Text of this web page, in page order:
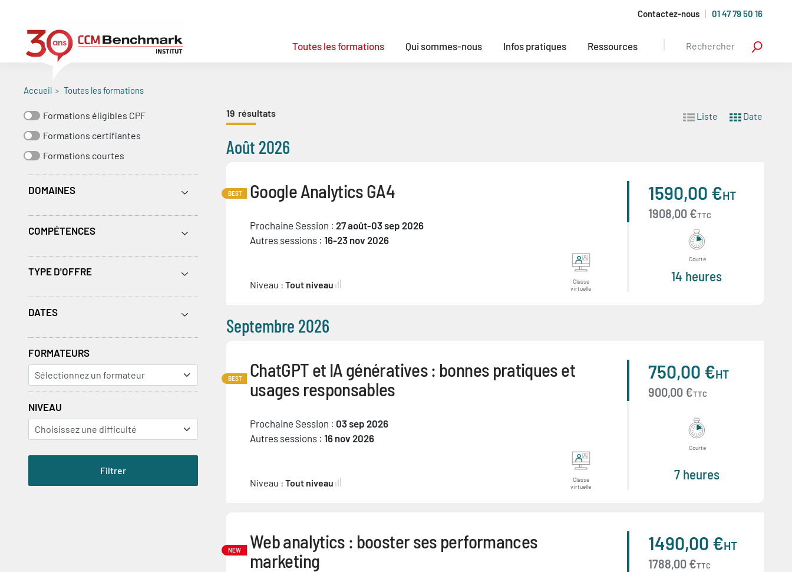
contenu
principal
Contactez-nous 01 47 79 50 16
Toutes les formations Qui sommes-nous Infos pratiques Ressources
Accueil Toutes les formations
Formations éligibles CPF
Formations certifiantes
Formations courtes
DOMAINES
COMPÉTENCES
TYPE D'OFFRE
DATES
FORMATEURS
NIVEAU
19 résultats Liste Date
Août 2026
BEST Google Analytics GA4
Prochaine Session : 27 août-03 sep 2026
Autres sessions : 16-23 nov 2026
Niveau : Tout niveau
Classe
virtuelle
1590,00 €HT
1908,00 €TTC
Courte
14 heures
Septembre 2026
BEST
ChatGPT et IA génératives : bonnes pratiques et
usages responsables
Prochaine Session : 03 sep 2026
Autres sessions : 16 nov 2026
Niveau : Tout niveau
Classe
virtuelle
750,00 €HT
900,00 €TTC
Courte
7 heures
NEW
Web analytics : booster ses performances
marketing
1490,00 €HT
1788,00 €TTC